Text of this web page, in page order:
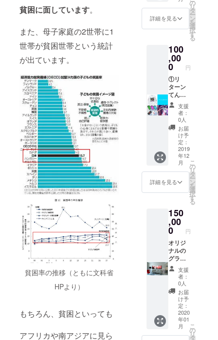
貧困に面しています。
また、母子家庭の2世帯に1
世帯が貧困世帯という統計
が出ています。
貧困率の推移（ともに文科省
HPより）
もちろん、貧困といっても
アフリカや南アジアに見ら
いただ
きます
が、出
店を必
束でき
るもの
ではな
いこと
をご了
承くだ
さい。
⑥Illustr
使った
かゆい
が届く
便利な
ツール
の紹介
ない、
トーク
が盛り
※ 備考
欄に、
支援者
きたい
場所
や、食
べたい
食事の
内容を
お伝え
くださ
い。
※ 交通
費、支
援者様
のお食
事代に
身でご
負担を
お願い
ます。
※ 備考
欄に、
支援者
様のご
都合の
よろし
いお日
にちお
時間帯
をご記
載くだ
ろいろ
お話し
しま
ション
系の進
路に進
もうと
されて
いる学
生さん
にもお
すす
め！
【ここ
だけし
か聞け
ない、
マル秘
トーク
が盛り
だくさ
※ 備考
支援者
様の行
きたい
場所
や、食
べたい
食事の
内容を
お伝え
くださ
い。
※ 交通
費、支
援者様
ご自身
のお食
事代に
ご記入
くださ
ご支援
者様ご
希望の
アイテ
ムを お
届けす
るため
【オプ
ショ
ン】か
らお好
きなア
イテム
をお教
えくだ
さい。
※これは
アイテ
けでき
るか否
かをお
約束す
るもの
ではあ
りませ
ん。
Illustrat
orを始
めてみ
たい
見】 グ
ラ
フィッ
クデザ
イナー
剛丸の
「グラ
フィッ
クデザ
イン講
座 初
級編・
中級
編・上
級編」
アー
ティス
トのCD
ジャ
ケット
手ス
ニー
カー
メー
カーの
キャラ
クター
デザイ
ンを手
がけた
グラ
フィッ
クデザ
イナー
慈夢
斎 剛
丸が支
詳細を見る
の
リ
タ
ー
ン
を
選
択
す
る
100
,00
0 円
①リ
ターン
てんこ
もりプ
ラン 内
容 Ⅰ.ブ
ランド
オリジ
ナルT
シャツ
を1点差
し上げ
ます。
Ⅱ.ART
BYTKM
オリジ
イテム
を2点差
し上げ
ます。
2019SS
のアイ
テム、
2020A
Wアイ
テム、
どちら
をお選
び頂き
まして
も結構
です。
Ⅲ.ART
支援
者：
0人
お届
け予
定：
2019
年12
月
詳細を見る
こ
の
リ
タ
ー
ン
を
選
択
す
る
150
,00
0 円
オリジ
ナルの
グラ
フィッ
クデザ
インを
作成い
たしま
す。 ま
た、そ
のグラ
フィッ
クデザ
支援
者：
0人
お届
け予
定：
2020
年01
月
こ
の
リ
タ